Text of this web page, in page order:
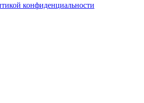
конфиденциальности